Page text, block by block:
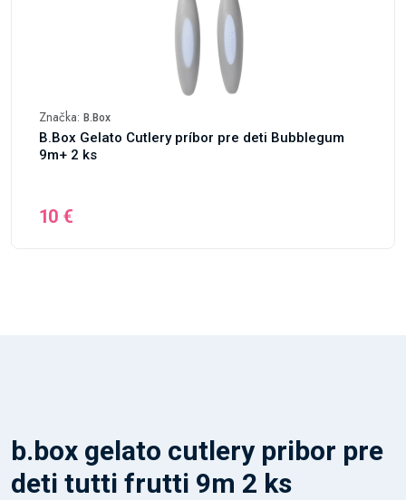
Značka: B.Box
B.Box Gelato Cutlery príbor pre deti Bubblegum
9m+ 2 ks
10 €
b.box gelato cutlery pribor pre
deti tutti frutti 9m 2 ks